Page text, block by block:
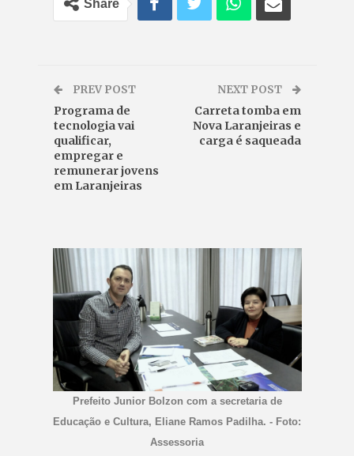
Share
PREV POST
Programa de
tecnologia vai
qualificar,
empregar e
remunerar jovens
em Laranjeiras
NEXT POST
Carreta tomba em
Nova Laranjeiras e
carga é saqueada
Prefeito Junior Bolzon com a secretaria de
Educação e Cultura, Eliane Ramos Padilha. - Foto:
Assessoria